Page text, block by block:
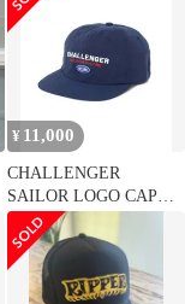
¥ 11,000
CHALLENGER
SAILOR LOGO CAP
NAVY キャップ